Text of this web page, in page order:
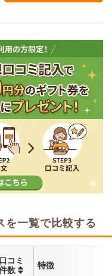
を一覧で比較する
口コミ
数
特徴